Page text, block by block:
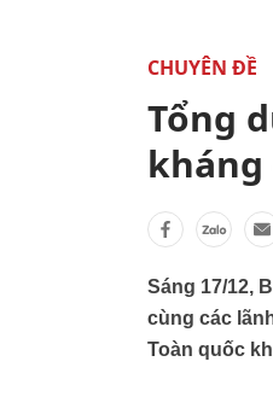
CHUYÊN ĐỀ
Tổng
kháng
Sáng 17/12,
cùng các
Toàn quốc